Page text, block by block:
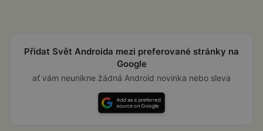
Přidat Svět Androida mezi preferované stránky na
Google
ať vám neunikne žádná Android novinka nebo sleva